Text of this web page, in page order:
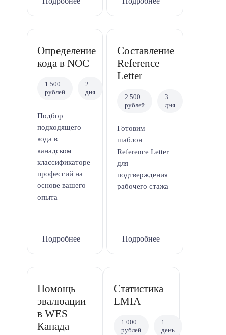
Определение
кода в NOC
1 500
рублей
2
дня
Подбор
подходящего
кода в
канадском
классификаторе
профессий на
основе вашего
опыта
Подробнее
Составление
Reference
Letter
2 500
рублей
3
дня
Готовим
шаблон
Reference Letter
для
подтверждения
рабочего стажа
Подробнее
Помощь
эвалюации
в WES
Канада
Статистика
LMIA
1 000
рублей
1
день